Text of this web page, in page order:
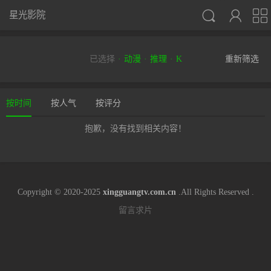



星光影院
已选择 动漫 推理 K 重新筛选
按时间 按人气 按评分
抱歉，没有找到相关内容！
Copyright © 2020-2025 xingguangtv.com.cn.All Rights Reserved .
留言求片